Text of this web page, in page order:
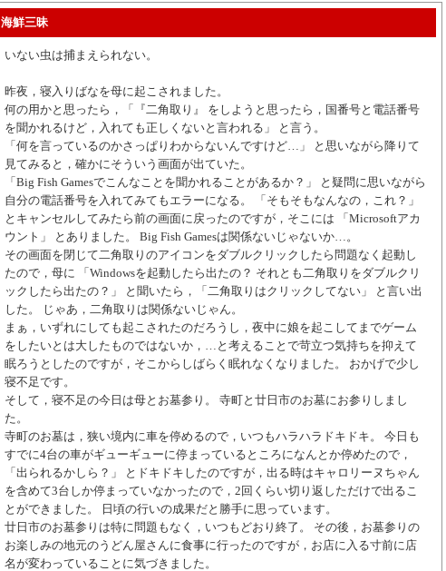
海鮮三昧
いない虫は捕まえられない。
昨夜，寝入りばなを母に起こされました。
何の用かと思ったら，「『二角取り』 をしようと思ったら，国番号と電話番号
を聞かれるけど，入れても正しくないと言われる」 と言う。
「何を言っているのかさっぱりわからないんですけど…」 と思いながら降りて
見てみると，確かにそういう画面が出ていた。
「Big Fish Gamesでこんなことを聞かれることがあるか？」 と疑問に思いながら
自分の電話番号を入れてみてもエラーになる。 「そもそもなんなの，これ？」
とキャンセルしてみたら前の画面に戻ったのですが，そこには 「Microsoftアカ
ウント」 とありました。 Big Fish Gamesは関係ないじゃないか…。
その画面を閉じて二角取りのアイコンをダブルクリックしたら問題なく起動し
たので，母に 「Windowsを起動したら出たの？ それとも二角取りをダブルクリ
ックしたら出たの？」 と聞いたら，「二角取りはクリックしてない」 と言い出
した。 じゃあ，二角取りは関係ないじゃん。
まぁ，いずれにしても起こされたのだろうし，夜中に娘を起こしてまでゲーム
をしたいとは大したものではないか，…と考えることで苛立つ気持ちを抑えて
眠ろうとしたのですが，そこからしばらく眠れなくなりました。 おかげで少し
寝不足です。
そして，寝不足の今日は母とお墓参り。 寺町と廿日市のお墓にお参りしまし
た。
寺町のお墓は，狭い境内に車を停めるので，いつもハラハラドキドキ。 今日も
すでに4台の車がギューギューに停まっているところになんとか停めたので，
「出られるかしら？」 とドキドキしたのですが，出る時はキャロリーヌちゃん
を含めて3台しか停まっていなかったので，2回くらい切り返しただけで出るこ
とができました。 日頃の行いの成果だと勝手に思っています。
廿日市のお墓参りは特に問題もなく，いつもどおり終了。 その後，お墓参りの
お楽しみの地元のうどん屋さんに食事に行ったのですが，お店に入る寸前に店
名が変わっていることに気づきました。